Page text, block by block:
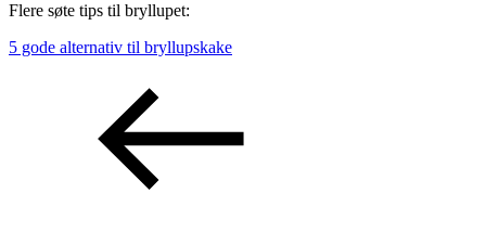
Flere søte tips til bryllupet:
5 gode alternativ til bryllupskake